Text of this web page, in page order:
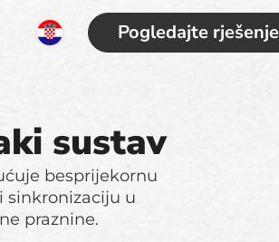
Pogledajte rješenje
sustav
besprijekornu
sinkronizaciju u
praznine.